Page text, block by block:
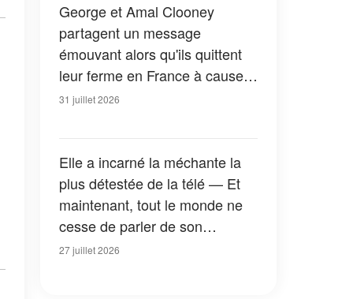
George et Amal Clooney
partagent un message
émouvant alors qu'ils quittent
leur ferme en France à cause
des feux de forêt — Tous les
31 juillet 2026
Elle a incarné la méchante la
plus détestée de la télé — Et
maintenant, tout le monde ne
cesse de parler de son
apparition dans la nouvelle
27 juillet 2026